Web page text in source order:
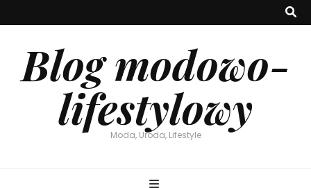
Blog modowo-
lifestylowy
Moda, Uroda, Lifestyle